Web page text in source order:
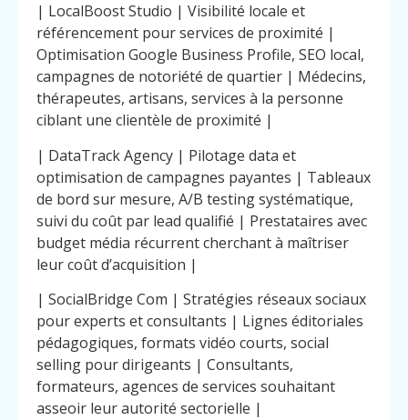
| LocalBoost Studio | Visibilité locale et
référencement pour services de proximité |
Optimisation Google Business Profile, SEO local,
campagnes de notoriété de quartier | Médecins,
thérapeutes, artisans, services à la personne
ciblant une clientèle de proximité |
| DataTrack Agency | Pilotage data et
optimisation de campagnes payantes | Tableaux
de bord sur mesure, A/B testing systématique,
suivi du coût par lead qualifié | Prestataires avec
budget média récurrent cherchant à maîtriser
leur coût d’acquisition |
| SocialBridge Com | Stratégies réseaux sociaux
pour experts et consultants | Lignes éditoriales
pédagogiques, formats vidéo courts, social
selling pour dirigeants | Consultants,
formateurs, agences de services souhaitant
asseoir leur autorité sectorielle |